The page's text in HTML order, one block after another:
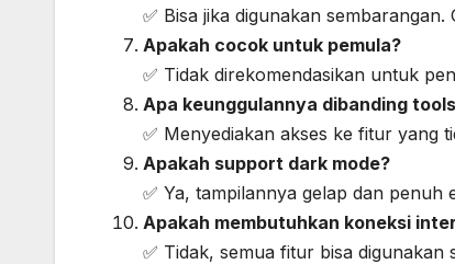
✅ Bisa jika digunakan
Apakah cocok untuk pemula?
✅ Tidak direkomendasikan untuk
Apa keunggulannya dibanding
✅ Menyediakan akses ke fitur yang
Apakah support dark mode?
✅ Ya, tampilannya gelap dan penuh
Apakah membutuhkan koneksi
✅ Tidak, semua fitur bisa digunakan